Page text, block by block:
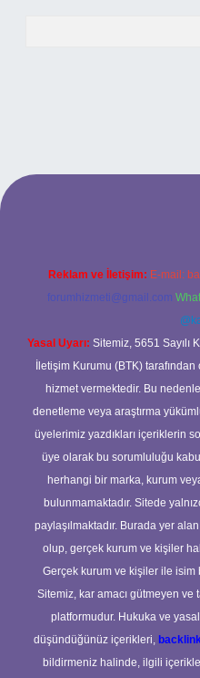
giriş
Reklam ve İletişim: E-mail:
forumhizmeti@gmail.com
Yasal Uyarı: Sitemiz, 5651 Sayılı
İletişim Kurumu (BTK)
hizmet vermektedir. Bu
denetleme veya araştırma
üyelerimiz yazdıkları içeriklerin
üye olarak bu sorumluluğu
herhangi bir marka, kurum
bulunmamaktadır. Sitede
paylaşılmaktadır. Burada yer
olup, gerçek kurum ve kişiler
Gerçek kurum ve kişiler ile
Sitemiz, kar amacı gütmeyen
platformudur. Hukuka ve
düşündüğünüz içerikleri,
bildirmeniz halinde, ilgili